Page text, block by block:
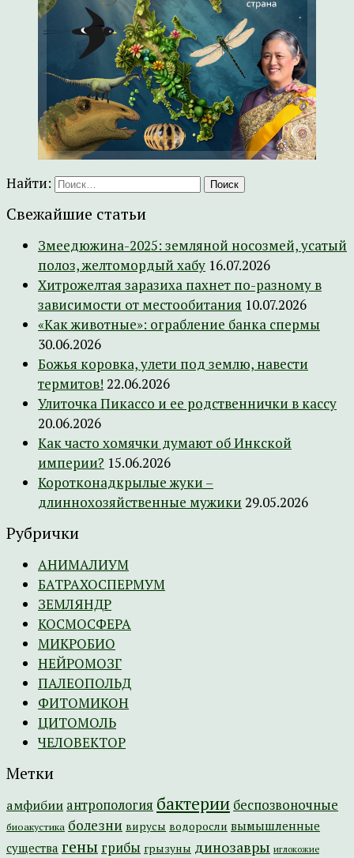
Найти:
Свежайшие статьи
Змеедюжина-2025: земляной носозмей, усатый
полоз, желтомордый хабу 16.07.2026
Хитрожелтая заразиха пахнет по-разному в
зависимости от местообитания 10.07.2026
«Как животные»: ограбление банка спермы
30.06.2026
Божья коровка, улети под землю, навести
термитов! 22.06.2026
Улиточка Пикассо и ее родственнички в кассу
20.06.2026
Как часто хомячки думают об Инкской
империи? 15.06.2026
Коротконадкрылые жуки –
длиннохозяйственные мужики 29.05.2026
Рубрички
АНИМАЛИУМ
БАТРАХОСПЕРМУМ
ЗЕМЛЯНДР
КОСМОСФЕРА
МИКРОБИО
НЕЙРОМОЗГ
ПАЛЕОПОЛЬД
ФИТОМИКОН
ЦИТОМОЛЬ
ЧЕЛОВЕКТОР
Метки
амфибии антропология бактерии беспозвоночные
биоакустика болезни вирусы водоросли вымышленные
существа гены грибы грызуны динозавры иглокожие